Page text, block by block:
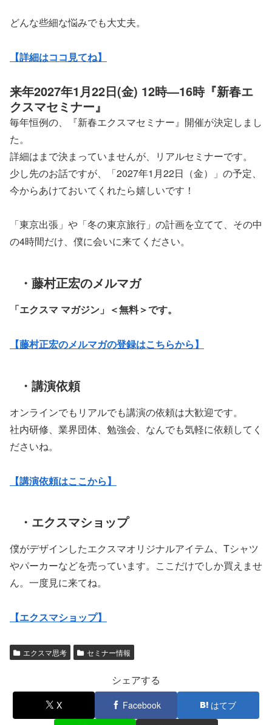
どんな些細な悩みでも大丈夫。
【詳細はココ見てね】
来年2027年1月22日(金) 12時―16時『新春エ
クスマセミナー』
毎年恒例の、『新春エクスマセミナー』開催が決定しまし
た。
詳細はまで決まっていませんが、リアルセミナーです。
少し先のお話ですが、「2027年1月22日（金）」の予定、
今からあけておいてくれたら嬉しいです！
「東京出張」や「冬の東京旅行」の計画を立てて、その中
の4時間だけ、僕に会いに来てください。
・藤村正宏のメルマガ
「エクスマ マガジン」 ＜無料＞です。
【藤村正宏のメルマガの登録はこちらから】
・講演依頼
オンラインでもリアルでも講演の依頼は大歓迎です。
社内研修、業界団体、勉強会、なんでも気軽に依頼してく
ださいね。
【講演依頼はここから】
・エクスマショップ
僕がデザインしたエクスマオリジナルアイテム、Tシャツ
やパーカーなどを売っています。ここだけでしか買えませ
ん。一度見に来てね。
【エクスマショップ】
エクスマ思考 セミナー情報
シェアする
X Facebook はてブ